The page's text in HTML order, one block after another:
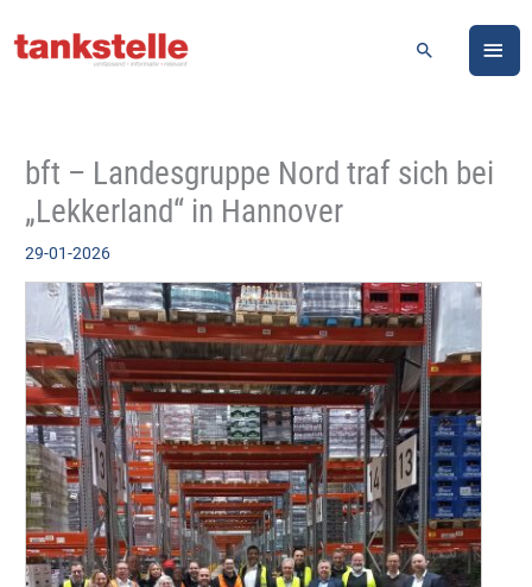
Inhalt
Suchen
bft – Landesgruppe Nord traf sich bei
„Lekkerland“ in Hannover
29-01-2026